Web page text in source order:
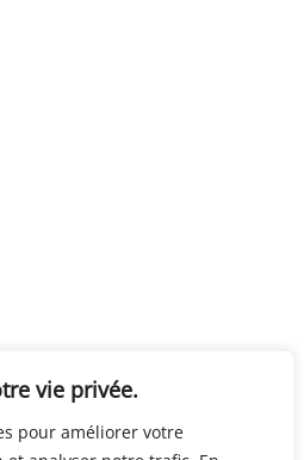
vie privée.
pour améliorer votre